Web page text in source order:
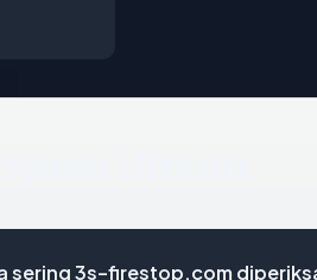
sering 3s-firestop.com